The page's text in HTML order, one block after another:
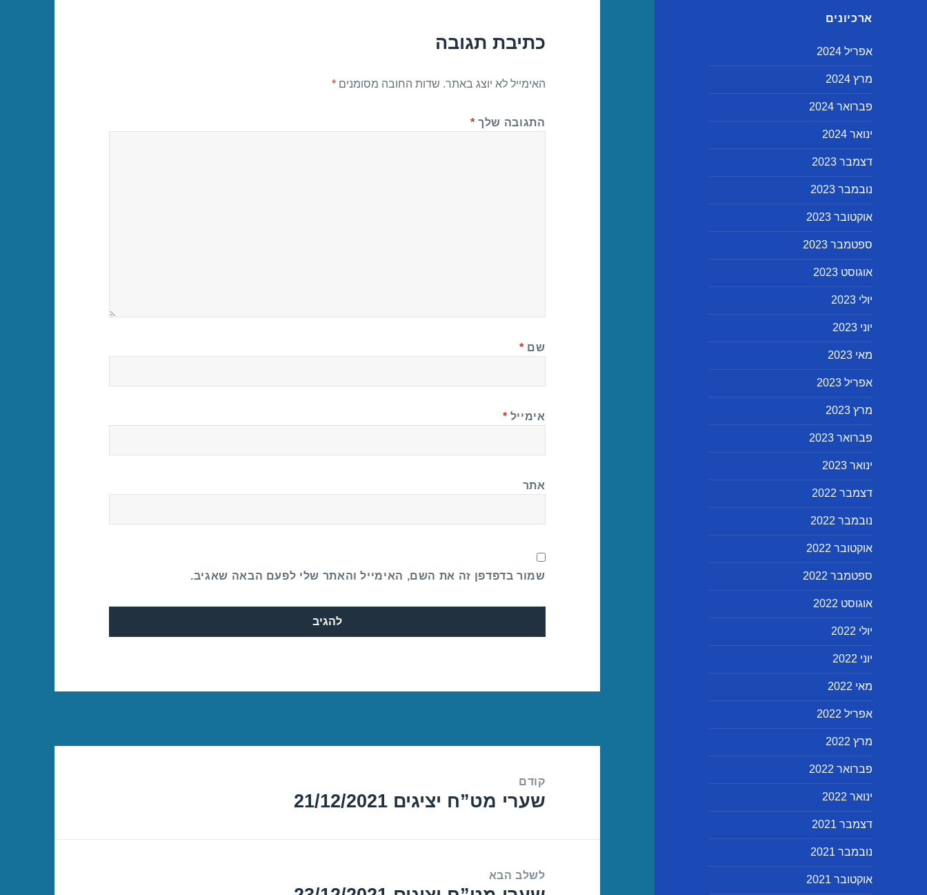
ארכיונים
אפריל 2024
מרץ 2024
פברואר 2024
ינואר 2024
דצמבר 2023
נובמבר 2023
אוקטובר 2023
ספטמבר 2023
אוגוסט 2023
יולי 2023
יוני 2023
מאי 2023
אפריל 2023
מרץ 2023
פברואר 2023
ינואר 2023
דצמבר 2022
נובמבר 2022
אוקטובר 2022
ספטמבר 2022
אוגוסט 2022
יולי 2022
יוני 2022
מאי 2022
אפריל 2022
מרץ 2022
פברואר 2022
ינואר 2022
דצמבר 2021
נובמבר 2021
אוקטובר 2021
כתיבת תגובה
האימייל לא יוצג באתר. שדות החובה מסומנים*
התגובה שלך *
שם *
אימייל *
אתר
שמור בדפדפן זה את השם, האימייל והאתר שלי לפעם הבאה שאגיב.
קודם
הפוסט
שערי מט”ח יציגים 21/12/2021
לשלב הבא